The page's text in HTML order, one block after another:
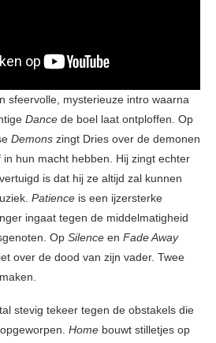
sfeervolle, mysterieuze intro waarna
Dance de boel laat ontploffen. Op
Demons zingt Dries over de demonen
hun macht hebben. Hij zingt echter
is dat hij ze altijd zal kunnen
Patience is een ijzersterke
ingaat tegen de middelmatigheid
Op Silence en Fade Away
over de dood van zijn vader. Twee
stevig tekeer tegen de obstakels die
Home bouwt stilletjes op